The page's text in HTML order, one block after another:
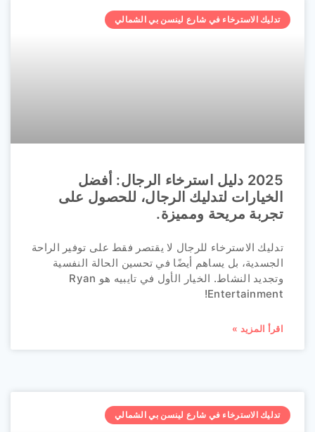
تدليك الاسترخاء في شارع لينسن بي الشمالي
2025 دليل استرخاء الرجال: أفضل
الخيارات لتدليك الرجال، للحصول على
تجربة مريحة ومميزة.
تدليك الاسترخاء للرجال لا يقتصر فقط على توفير الراحة
الجسدية، بل يساهم أيضًا في تحسين الحالة النفسية
وتجديد النشاط. الخيار الأول في تايبيه هو Ryan
Entertainment!
اقرأ المزيد »
تدليك الاسترخاء في شارع لينسن بي الشمالي